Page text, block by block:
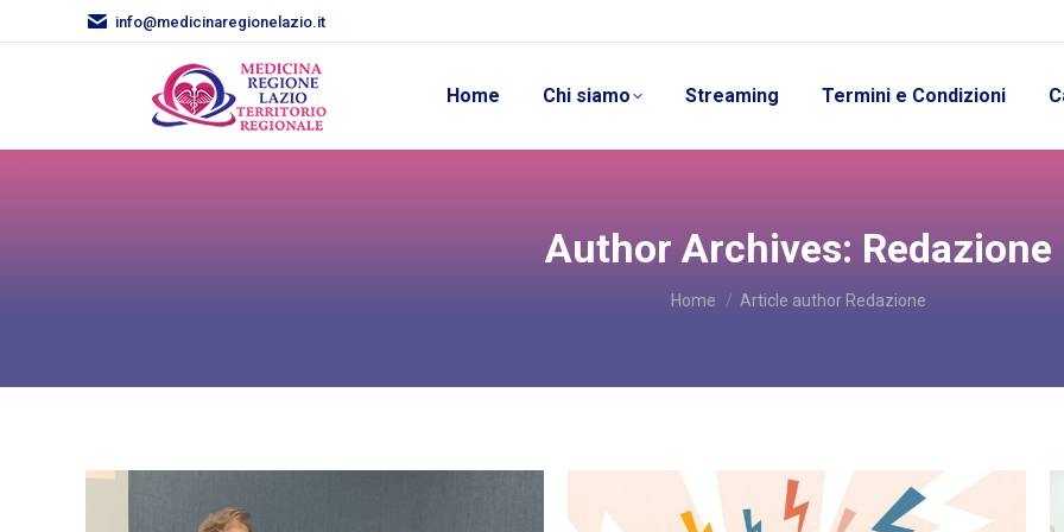
info@medicinaregionelazio.it
Home Chi siamo Streaming Termini e Condizioni
Author Archives: Redazione
You are here:
Home Article author Redazione